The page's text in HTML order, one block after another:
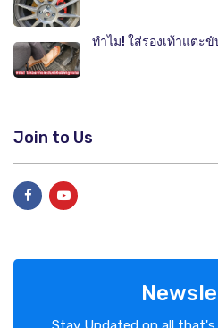
ทำไม! ใส่รองเท้าแตะ
Join to Us